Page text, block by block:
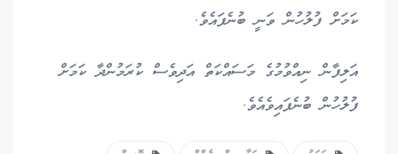
ކަމަށް ފުލުހުން ވަނީ ބުނެފައެވެ.
އަލިފާން ނިއްވުމުގެ މަސައްކަތް އަދިވެސް ކުރަމުންދާ ކަމަށް
ފުލުހުން ބުނެފައިވެއެވެ.